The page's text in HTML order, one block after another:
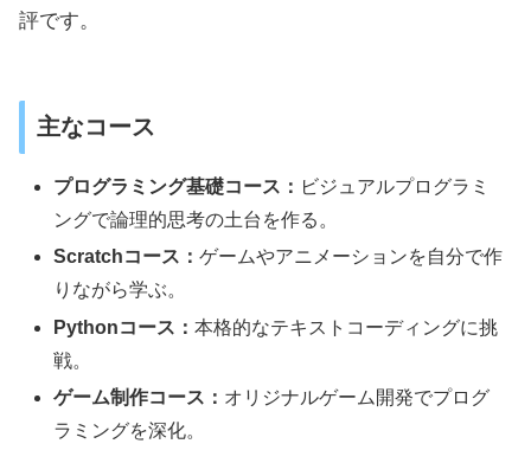
評です。
主なコース
プログラミング基礎コース： ビジュアルプログラミ
ングで論理的思考の土台を作る。
Scratchコース：ゲームやアニメーションを自分で作
りながら学ぶ。
Pythonコース：本格的なテキストコーディングに挑
戦。
ゲーム制作コース： オリジナルゲーム開発でプログ
ラミングを深化。